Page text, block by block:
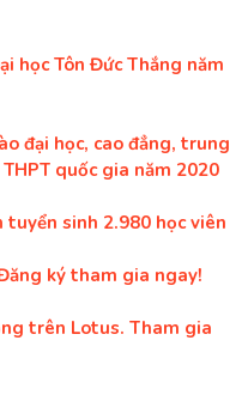
học Tôn Đức Thắng năm
đại học, cao đẳng, trung
quốc gia năm 2020
sinh 2.980 học viên
ký tham gia ngay!
trên Lotus. Tham gia